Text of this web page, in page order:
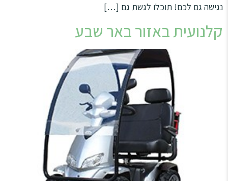
נגישה גם לכם! תוכלו לגשת גם […]
קלנועית באזור באר שבע